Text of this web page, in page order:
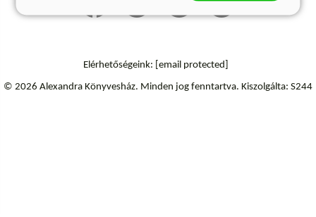
Elérhetőségeink: [email protected]
© 2026 Alexandra Könyvesház. Minden jog fenntartva. Kiszolgálta: S244